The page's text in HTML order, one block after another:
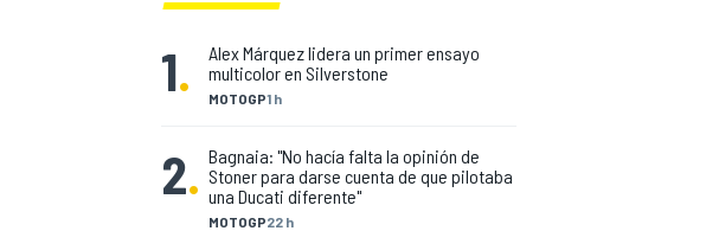
1. MOTOGP1 h
Alex Márquez lidera un primer ensayo
multicolor en Silverstone
2.
MOTOGP22 h
Bagnaia: "No hacía falta la opinión de
Stoner para darse cuenta de que pilotaba
una Ducati diferente"